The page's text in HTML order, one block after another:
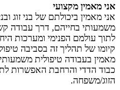
אני מאמין מקצועי
אני מאמין ביכולתם של בני זוג
משמעותי בחייהם, דרך עבודה
לתוך עולמם הפנימי ומערכות
קיומו של תהליך זה בסביבה
מאמין בעבודה טיפולית
כבוד הדדי והרחבת האפשרות
הזוג/משפחה.